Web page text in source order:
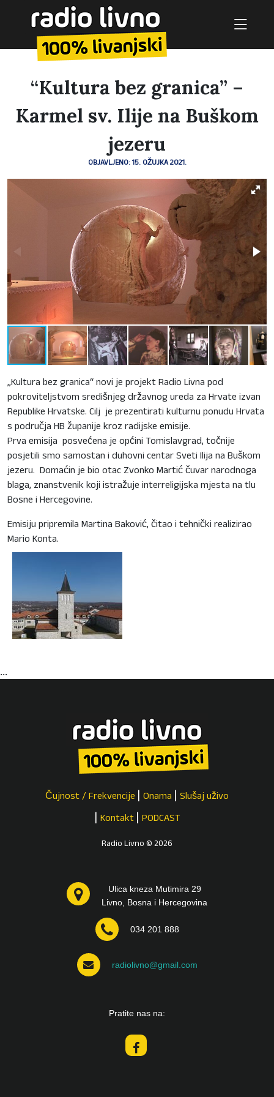
“Kultura bez granica” –
Karmel sv. Ilije na Buškom
jezeru
OBJAVLJENO: 15. OŽUJKA 2021.
„Kultura bez granica“ novi je projekt Radio Livna pod
pokroviteljstvom središnjeg državnog ureda za Hrvate izvan
Republike Hrvatske. Cilj je prezentirati kulturnu ponudu Hrvata
s područja HB županije kroz radijske emisije.
Prva emisija posvećena je općini Tomislavgrad, točnije
posjetili smo samostan i duhovni centar Sveti Ilija na Buškom
jezeru. Domaćin je bio otac Zvonko Martić čuvar narodnoga
blaga, znanstvenik koji istražuje interreligijska mjesta na tlu
Bosne i Hercegovine.
Emisiju pripremila Martina Baković, čitao i tehnički realizirao
Mario Konta.
...
Čujnost / Frekvencije Onama Slušaj uživo
Kontakt PODCAST
Radio Livno © 2026
Ulica kneza Mutimira 29
Livno, Bosna i Hercegovina
034 201 888
radiolivno@gmail.com
Pratite nas na: